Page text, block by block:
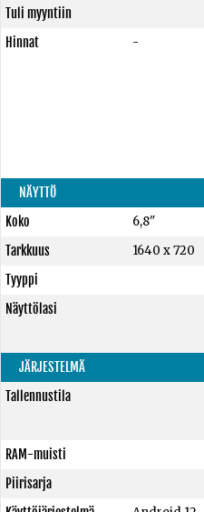
Tuli myyntiin
Hinnat
-
NÄYTTÖ
Koko
6,8"
Tarkkuus
1640 x 720
Tyyppi
Näyttölasi
JÄRJESTELMÄ
Tallennustila
RAM-muisti
Piirisarja